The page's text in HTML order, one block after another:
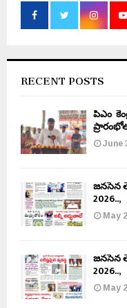
RECENT POSTS
పీఎం
June
జనసేన
2026..,
May
జనసేన
2026..,
May